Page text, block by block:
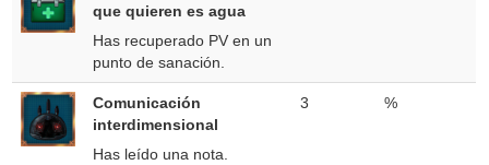
que quieren es agua
Has recuperado PV en un
punto de sanación.
Comunicación
interdimensional
Has leído una nota.
3 %